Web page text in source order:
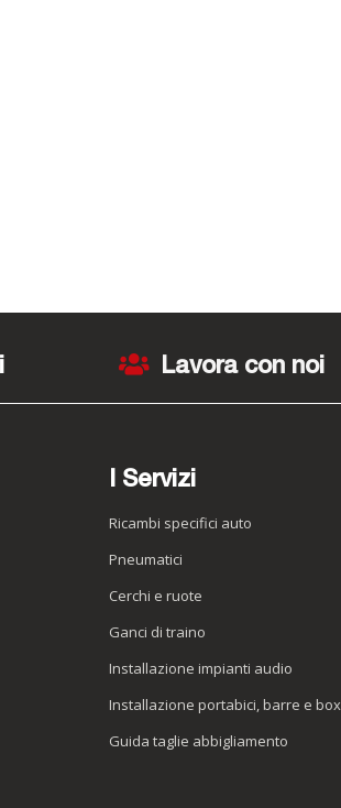
Lavora con noi
I Servizi
Ricambi specifici auto
Pneumatici
Cerchi e ruote
Ganci di traino
Installazione impianti audio
Installazione portabici, barre e box
Guida taglie abbigliamento